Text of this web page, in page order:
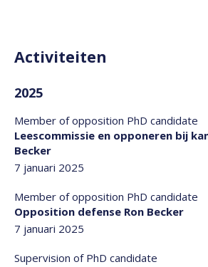
Activiteiten
2025
Member of opposition PhD candidate
Leescommissie en opponeren bij
Becker
7 januari 2025
Member of opposition PhD candidate
Opposition defense Ron Becker
7 januari 2025
Supervision of PhD candidate